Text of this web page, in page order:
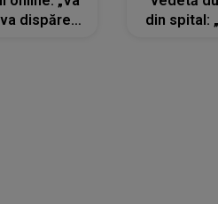
dispărea,
din spital: